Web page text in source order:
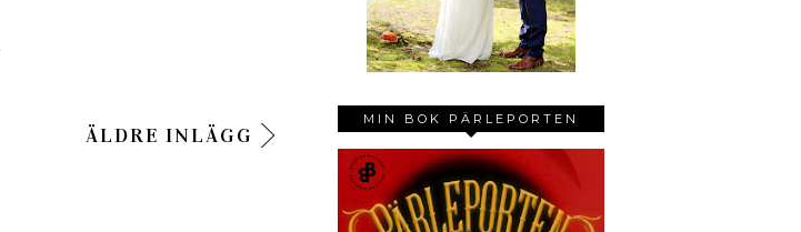
ÄLDRE INLÄGG
MIN BOK PÄRLEPORTEN